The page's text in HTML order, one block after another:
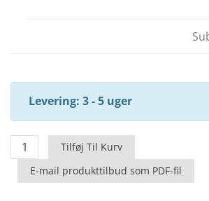
Levering: 3 - 5 uger
Garden
Paradise
Tilføj Til Kurv
E-mail produkttilbud som PDF-fil